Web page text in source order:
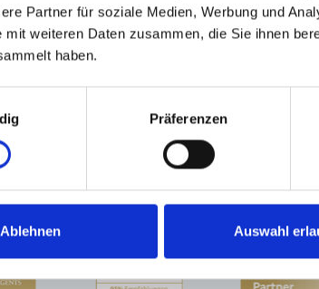
Partner für soziale Medien, Werbung und
mit weiteren Daten zusammen, die Sie ihnen
haben.
Präferenzen
Ablehnen Auswahl
/ Milbertshofen-Am Hart Sauerlach / Grafing Haar
Zirndorf Putzbrunn Taufkirchen Planegg Krailling
München / Trudering